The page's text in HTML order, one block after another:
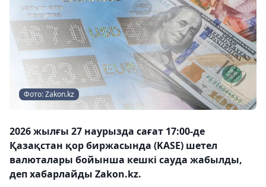
Фото: Zakon.kz
2026 жылғы 27 наурызда сағат 17:00-де
Қазақстан қор биржасында (KASE) шетел
валюталары бойынша кешкі сауда жабылды,
деп хабарлайды Zakon.kz.